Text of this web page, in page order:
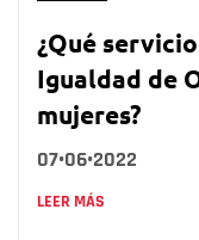
¿Qué
Igualdad de
mujeres?
07•06•2022
LEER MÁS